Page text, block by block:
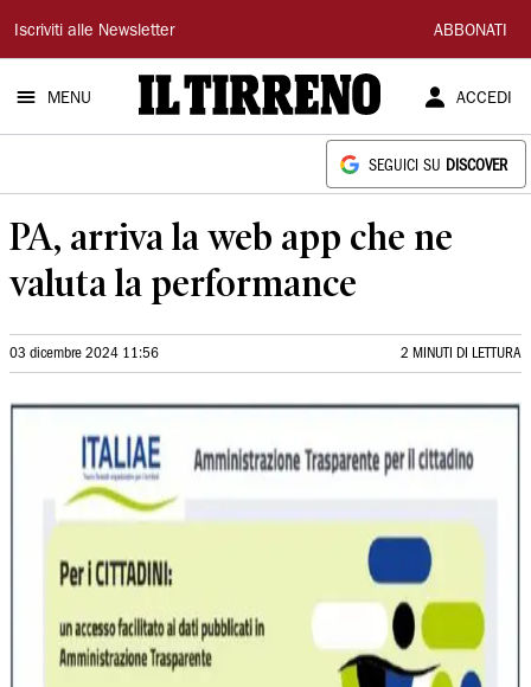
Il
Tirreno
Iscriviti alle Newsletter ABBONATI
MENU ACCEDI
SEGUICI SU DISCOVER
PA, arriva la web app che ne
valuta la performance
03 dicembre 2024 11:56 2 MINUTI DI LETTURA